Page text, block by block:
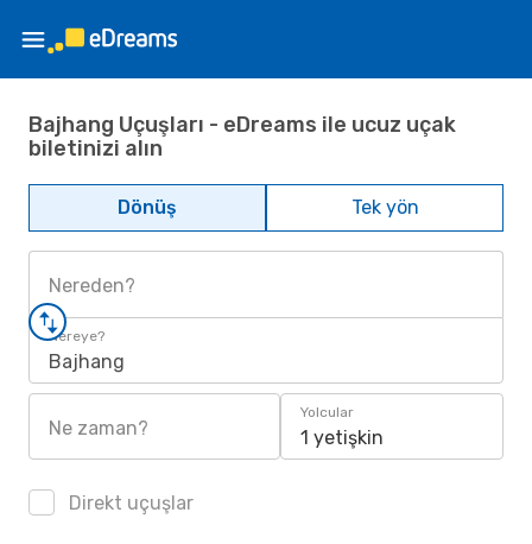
Bajhang Uçuşları - eDreams ile ucuz uçak
biletinizi alın
Dönüş Tek yön
Nereden?
Nereye?
Bajhang
Ne zaman?
Yolcular
1 yetişkin
Direkt uçuşlar